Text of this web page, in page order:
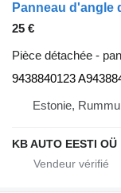
25 €
Pièce détachée -
9438840123
Estonie, Rummu
KB AUTO EESTI OÜ